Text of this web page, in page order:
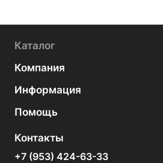
Каталог
Компания
Информация
Помощь
Контакты
+7 (953) 424-63-33